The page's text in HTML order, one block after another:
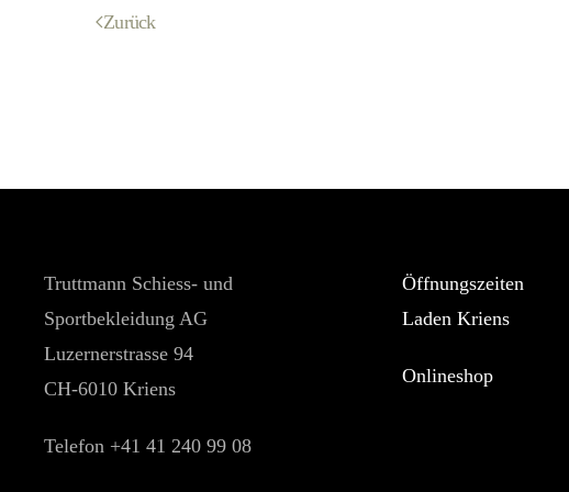
Zurück
Truttmann Schiess- und
Sportbekleidung AG
Luzernerstrasse 94
CH-6010 Kriens
Telefon +41 41 240 99 08
Öffnungszeiten
Laden Kriens
Onlineshop